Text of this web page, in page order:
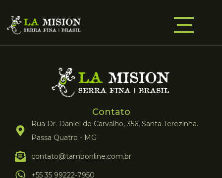
Contato
Rua Dr. Daniel de Carvalho, 356, Santa Terezinha.
Passa Quatro - MG
contato@tambonline.com.br
+55 35 99222-7950